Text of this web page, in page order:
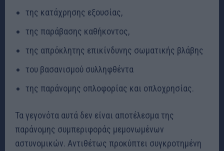
της κατάχρησης εξουσίας,
της παράβασης καθήκοντος,
της απρόκλητης επικίνδυνης σωματικής βλάβης
του βασανισμού συλληφθέντα
της παράνομης οπλοφορίας και οπλοχρησίας.
Τα γεγονότα αυτά δεν είναι αποτέλεσμα της
παράνομης συμπεριφοράς μεμονωμένων
αστυνομικών. Αντιθέτως προκύπτει συγκροτημένη